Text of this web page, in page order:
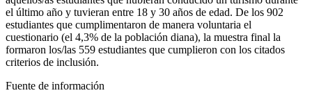
el último año y tuvieran entre 18 y 30 años de edad. De los 902
estudiantes que cumplimentaron de manera voluntaria el
cuestionario (el 4,3% de la población diana), la muestra final la
formaron los/las 559 estudiantes que cumplieron con los citados
criterios de inclusión.
Fuente de información